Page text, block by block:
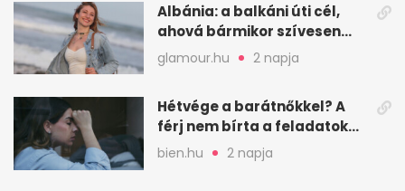
Albánia: a balkáni úti cél,
ahová bármikor szívesen
visszamennék
glamour.hu 2 napja
Hétvége a barátnőkkel? A
férj nem bírta a feladatokat,
a feleség levegőt kér
bien.hu 2 napja